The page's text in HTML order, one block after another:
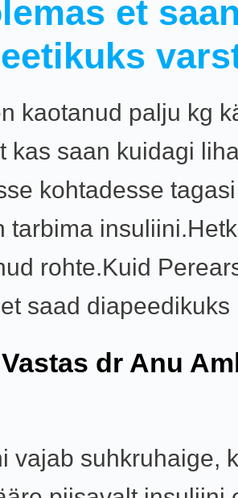
et
kaotanud palju kg
kas saan kuidagi
kohtadesse
tarbima
rohte.Kuid
saad diapeedikuks
Vastas dr Anu
vajab suhkruhaige,